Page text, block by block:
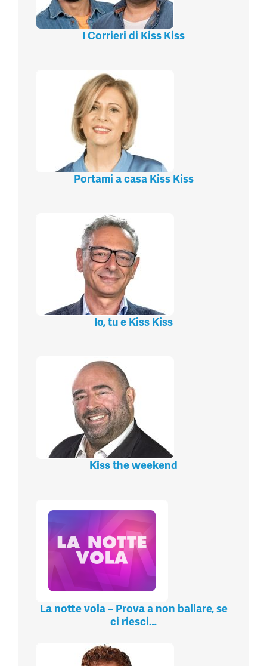
I Corrieri di Kiss Kiss
Portami a casa Kiss Kiss
Io, tu e Kiss Kiss
Kiss the weekend
La notte vola – Prova a non ballare, se
ci riesci…